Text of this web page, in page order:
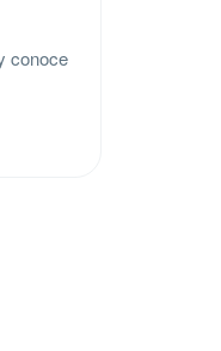
conoce